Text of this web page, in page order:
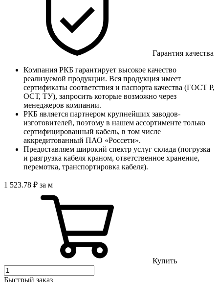
Гарантия качества
Компания РКБ гарантирует высокое качество
реализуемой продукции. Вся продукция имеет
сертификаты соответствия и паспорта качества (ГОСТ Р,
ОСТ, ТУ), запросить которые возможно через
менеджеров компании.
РКБ является партнером крупнейших заводов-
изготовителей, поэтому в нашем ассортименте только
сертифицированный кабель, в том числе
аккредитованный ПАО «Россети».
Предоставляем широкий спектр услуг склада (погрузка
и разгрузка кабеля краном, ответственное хранение,
перемотка, транспортировка кабеля).
1 523.78 ₽ за м
Купить
Быстрый заказ